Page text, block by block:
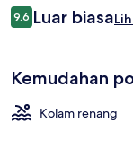
Ulasan
9.69.6 daripada 10
Luar biasa
Kemudahan
Kolam renang